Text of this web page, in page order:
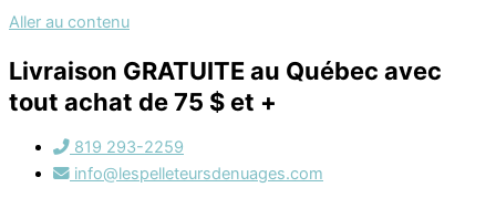
Aller au contenu
Livraison GRATUITE au Québec avec
tout achat de 75 $ et +
819 293-2259
info@lespelleteursdenuages.com